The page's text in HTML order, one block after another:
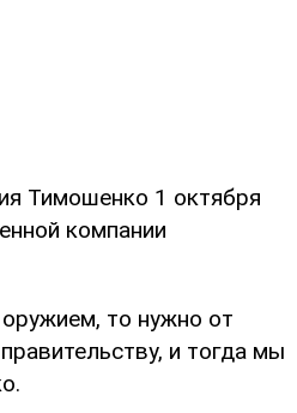
Тимошенко 1 октября
компании
то нужно от
и тогда мы